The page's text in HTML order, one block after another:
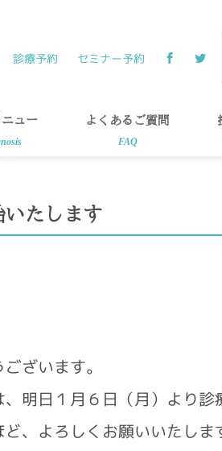
診療予約
セミナー予約
ュー よくあるご質問
FAQ
いたします
ざいます。
、明日１月６日（月）より診
、よろしくお願いいたしま